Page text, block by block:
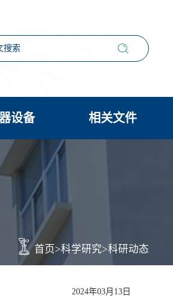
设备 相关文件
首页>科学研究>科研动态
2024年03月13日